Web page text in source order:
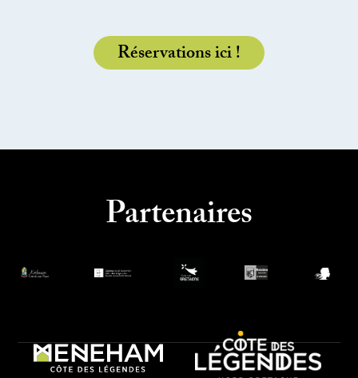
Réservations ici !
Partenaires